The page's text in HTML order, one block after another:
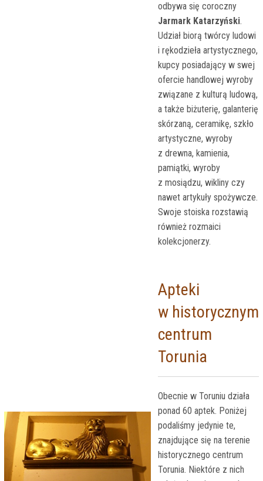
odbywa się coroczny
Jarmark Katarzyński.
Udział biorą twórcy ludowi
i rękodzieła artystycznego,
kupcy posiadający w swej
ofercie handlowej wyroby
związane z kulturą ludową,
a także biżuterię, galanterię
skórzaną, ceramikę, szkło
artystyczne, wyroby
z drewna, kamienia,
pamiątki, wyroby
z mosiądzu, wikliny czy
nawet artykuły spożywcze.
Swoje stoiska rozstawią
również rozmaici
kolekcjonerzy.
Apteki
w historycznym
centrum
Torunia
Obecnie w Toruniu działa
ponad 60 aptek. Poniżej
podaliśmy jedynie te,
znajdujące się na terenie
historycznego centrum
Torunia. Niektóre z nich